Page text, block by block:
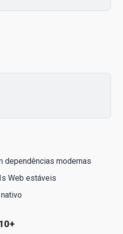
dependências modernas
Web estáveis